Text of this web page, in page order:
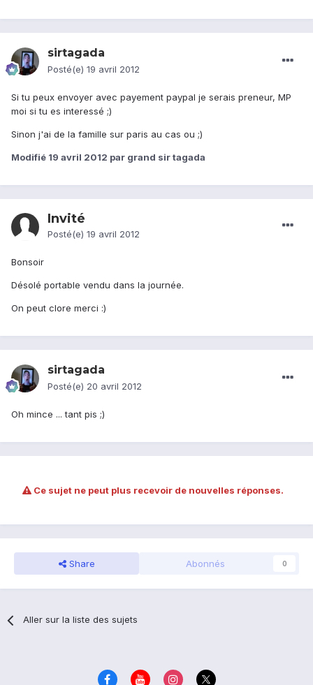
sirtagada
Posté(e) 19 avril 2012
Si tu peux envoyer avec payement paypal je serais preneur, MP
moi si tu es interessé ;)
Sinon j'ai de la famille sur paris au cas ou ;)
Modifié 19 avril 2012 par grand sir tagada
Invité
Posté(e) 19 avril 2012
Bonsoir
Désolé portable vendu dans la journée.
On peut clore merci :)
sirtagada
Posté(e) 20 avril 2012
Oh mince ... tant pis ;)
Ce sujet ne peut plus recevoir de nouvelles réponses.
Share Abonnés 0
Aller sur la liste des sujets